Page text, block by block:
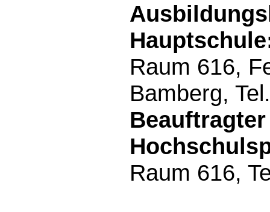
Raum 616,
Bamberg,
Raum 616,